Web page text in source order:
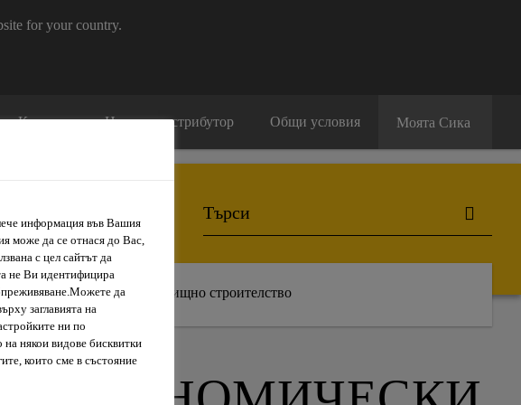
for your country.
Контакт Намери дистрибутор Общи условия Моята Сика
Сика Каталог Жилищно строителство
информация във Вашия
може да се отнася до Вас,
с цел сайтът да
не Ви идентифицира
да
заглавията на
ни по
някои видове бисквитки
които сме в състояние